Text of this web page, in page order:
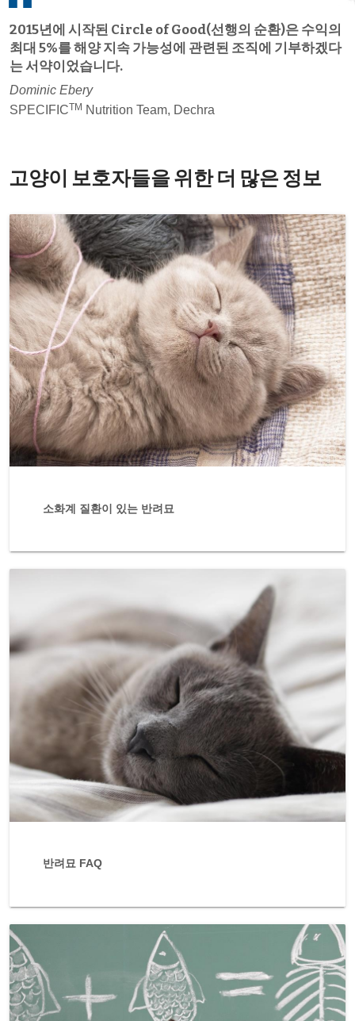
2015년에 시작된 Circle of Good(선행의 순환)은 수익의
최대 5%를 해양 지속 가능성에 관련된 조직에 기부하겠다
는 서약이었습니다.
Dominic Ebery
SPECIFICTM Nutrition Team, Dechra
고양이 보호자들을 위한 더 많은 정보
소화계 질환이 있는 반려묘
반려묘 FAQ